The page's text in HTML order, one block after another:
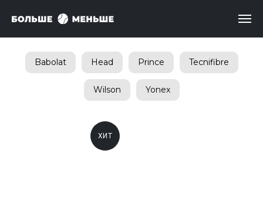
Babolat Head Prince Tecnifibre
Wilson Yonex
ХИТ